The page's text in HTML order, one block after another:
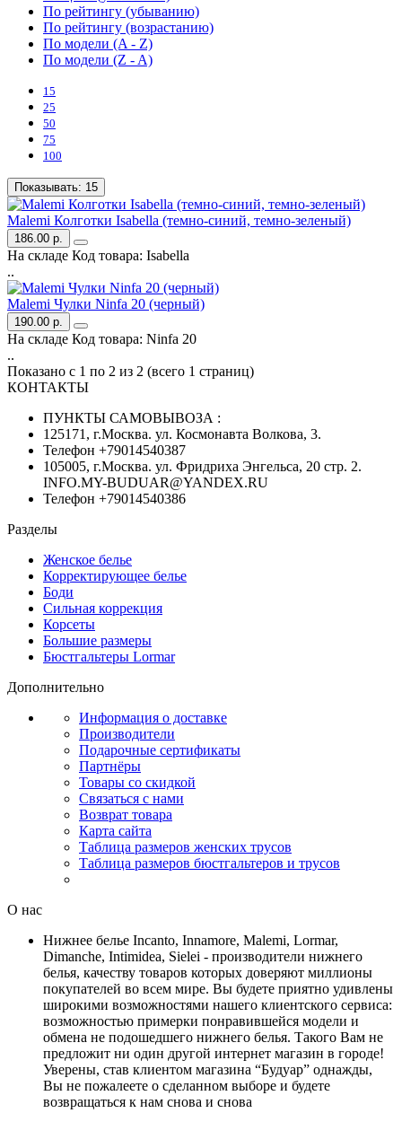
По рейтингу (убыванию)
По рейтингу (возрастанию)
По модели (A - Z)
По модели (Z - A)
15
25
50
75
100
Показывать: 15
Malemi Колготки Isabella (темно-синий, темно-зеленый)
186.00 р.
На складе Код товара: Isabella
..
Malemi Чулки Ninfa 20 (черный)
190.00 р.
На складе Код товара: Ninfa 20
..
Показано с 1 по 2 из 2 (всего 1 страниц)
КОНТАКТЫ
ПУНКТЫ САМОВЫВОЗА :
125171, г.Москва. ул. Космонавта Волкова, 3.
Телефон +79014540387
105005, г.Москва. ул. Фридриха Энгельса, 20 стр. 2.
INFO.MY-BUDUAR@YANDEX.RU
Телефон +79014540386
Разделы
Женское белье
Корректирующее белье
Боди
Сильная коррекция
Корсеты
Большие размеры
Бюстгальтеры Lormar
Дополнительно
Информация о доставке
Производители
Подарочные сертификаты
Партнёры
Товары со скидкой
Связаться с нами
Возврат товара
Карта сайта
Таблица размеров женских трусов
Таблица размеров бюстгальтеров и трусов
О нас
Нижнее белье Incanto, Innamore, Malemi, Lormar,
Dimanche, Intimidea, Sielei - производители нижнего
белья, качеству товаров которых доверяют миллионы
покупателей во всем мире. Вы будете приятно удивлены
широкими возможностями нашего клиентского сервиса:
возможностью примерки понравившейся модели и
обмена не подошедшего нижнего белья. Такого Вам не
предложит ни один другой интернет магазин в городе!
Уверены, став клиентом магазина “Будуар” однажды,
Вы не пожалеете о сделанном выборе и будете
возвращаться к нам снова и снова